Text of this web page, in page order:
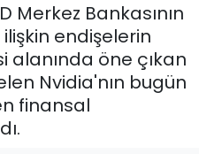
Merkez Bankasının
ilişkin endişelerin
öne çıkan
Nvidia'nın bugün
finansal